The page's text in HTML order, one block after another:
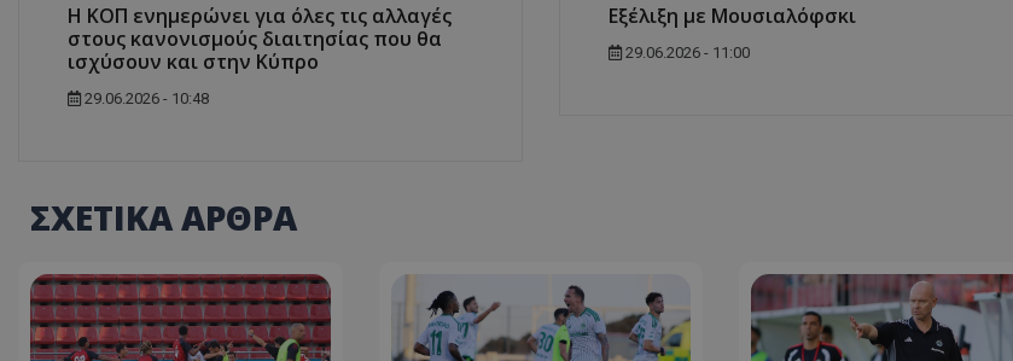
Η ΚΟΠ ενημερώνει για όλες τις αλλαγές
στους κανονισμούς διαιτησίας που θα
ισχύσουν και στην Κύπρο
29.06.2026 - 10:48
Εξέλιξη με Μουσιαλόφσκι
29.06.2026 - 11:00
ΣΧΕΤΙΚΑ ΑΡΘΡΑ